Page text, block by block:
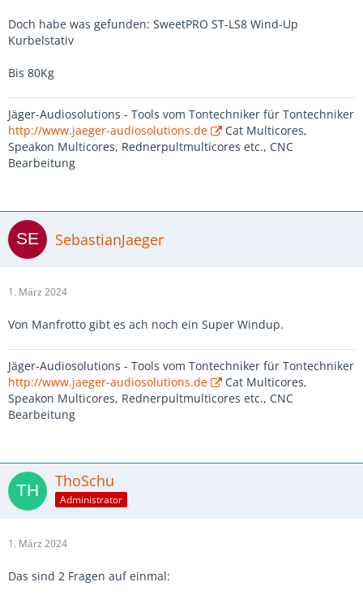
Doch habe was gefunden: SweetPRO ST-LS8 Wind-Up
Kurbelstativ
Bis 80Kg
Jäger-Audiosolutions - Tools vom Tontechniker für Tontechniker
http://www.jaeger-audiosolutions.de
Cat Multicores,
Speakon Multicores, Rednerpultmulticores etc., CNC
Bearbeitung
SebastianJaeger
1. März 2024
Von Manfrotto gibt es ach noch ein Super Windup.
Jäger-Audiosolutions - Tools vom Tontechniker für Tontechniker
http://www.jaeger-audiosolutions.de
Cat Multicores,
Speakon Multicores, Rednerpultmulticores etc., CNC
Bearbeitung
ThoSchu
Administrator
1. März 2024
Das sind 2 Fragen auf einmal: